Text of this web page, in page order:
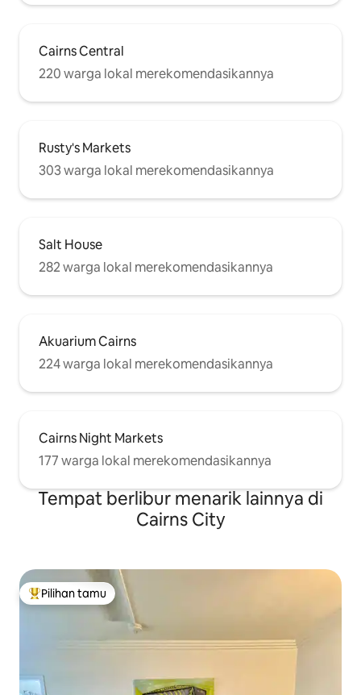
Cairns Central
220 warga lokal merekomendasikannya
Rusty's Markets
303 warga lokal merekomendasikannya
Salt House
282 warga lokal merekomendasikannya
Akuarium Cairns
224 warga lokal merekomendasikannya
Cairns Night Markets
177 warga lokal merekomendasikannya
Tempat berlibur menarik lainnya di
Cairns City
Pilihan tamu terpopuler
Pilihan tamu